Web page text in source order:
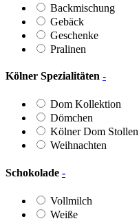
Backmischung
Gebäck
Geschenke
Pralinen
Kölner Spezialitäten -
Dom Kollektion
Dömchen
Kölner Dom Stollen
Weihnachten
Schokolade -
Vollmilch
Weiße